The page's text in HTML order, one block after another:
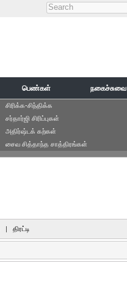
Search form
பெண்கள் நகைச்சுவை
சிரிக்க-சிந்திக்க
சர்தார்ஜி சிரிப்புகள்
அதிர்ஷ்டக் கற்கள்
சைவ சித்தாந்த சாத்திரங்கள்
| திரட்டி